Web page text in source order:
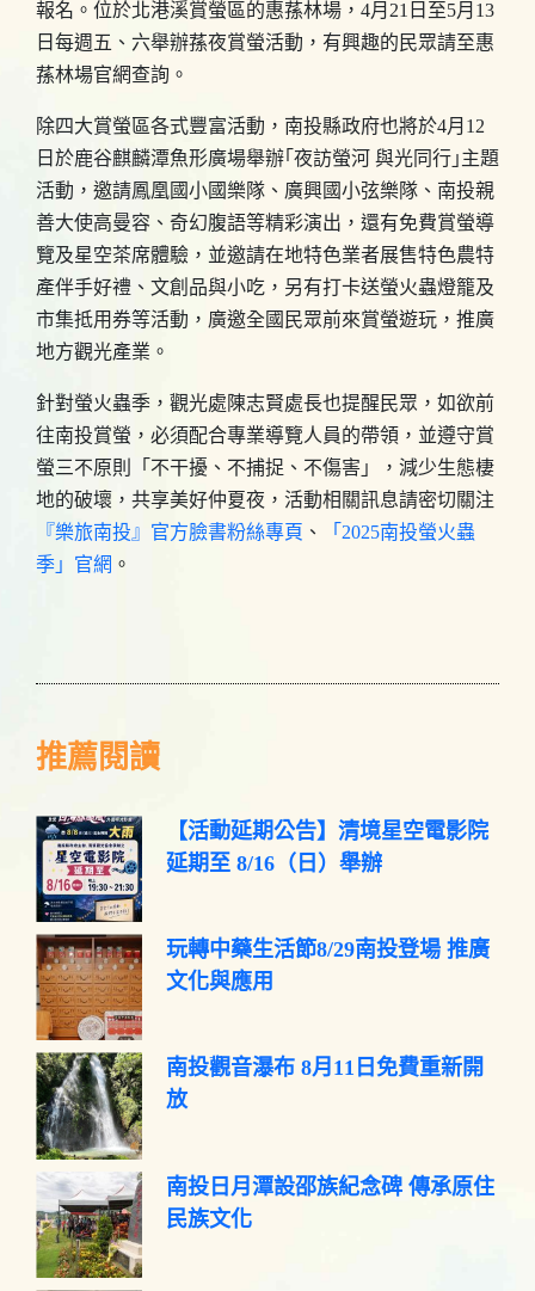
報名。位於北港溪賞螢區的惠蓀林場，4月21日至5月13
日每週五、六舉辦蓀夜賞螢活動，有興趣的民眾請至惠
蓀林場官網查詢。
除四大賞螢區各式豐富活動，南投縣政府也將於4月12
日於鹿谷麒麟潭魚形廣場舉辦｢夜訪螢河 與光同行｣主題
活動，邀請鳳凰國小國樂隊、廣興國小弦樂隊、南投親
善大使高曼容、奇幻腹語等精彩演出，還有免費賞螢導
覽及星空茶席體驗，並邀請在地特色業者展售特色農特
產伴手好禮、文創品與小吃，另有打卡送螢火蟲燈籠及
市集抵用券等活動，廣邀全國民眾前來賞螢遊玩，推廣
地方觀光產業。
針對螢火蟲季，觀光處陳志賢處長也提醒民眾，如欲前
往南投賞螢，必須配合專業導覽人員的帶領，並遵守賞
螢三不原則「不干擾、不捕捉、不傷害」，減少生態棲
地的破壞，共享美好仲夏夜，活動相關訊息請密切關注
『樂旅南投』官方臉書粉絲專頁 、
「2025南投螢火蟲
季」官網 。
推薦閱讀
【活動延期公告】清境星空電影院
延期至 8/16（日）舉辦
玩轉中藥生活節8/29南投登場 推廣
文化與應用
南投觀音瀑布 8月11日免費重新開
放
南投日月潭設邵族紀念碑 傳承原住
民族文化